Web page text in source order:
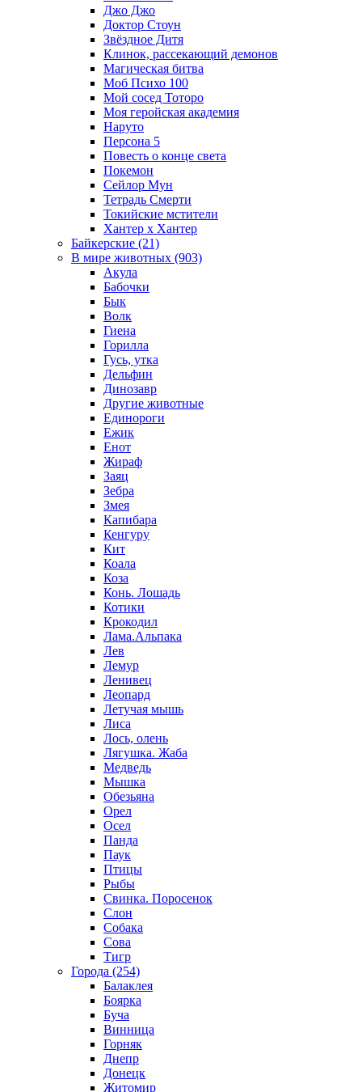
Джо Джо
Доктор Стоун
Звёздное Дитя
Клинок, рассекающий демонов
Магическая битва
Моб Психо 100
Мой сосед Тоторо
Моя геройская академия
Наруто
Персона 5
Повесть о конце света
Покемон
Сейлор Мун
Тетрадь Смерти
Токийские мстители
Хантер х Хантер
Байкерские (21)
В мире животных (903)
Акула
Бабочки
Бык
Волк
Гиена
Горилла
Гусь, утка
Дельфин
Динозавр
Другие животные
Единороги
Ежик
Енот
Жираф
Заяц
Зебра
Змея
Капибара
Кенгуру
Кит
Коала
Коза
Конь. Лошадь
Котики
Крокодил
Лама.Альпака
Лев
Лемур
Ленивец
Леопард
Летучая мышь
Лиса
Лось, олень
Лягушка. Жаба
Медведь
Мышка
Обезьяна
Орел
Осел
Панда
Паук
Птицы
Рыбы
Свинка. Поросенок
Слон
Собака
Сова
Тигр
Города (254)
Балаклея
Боярка
Буча
Винница
Горняк
Днепр
Донецк
Житомир